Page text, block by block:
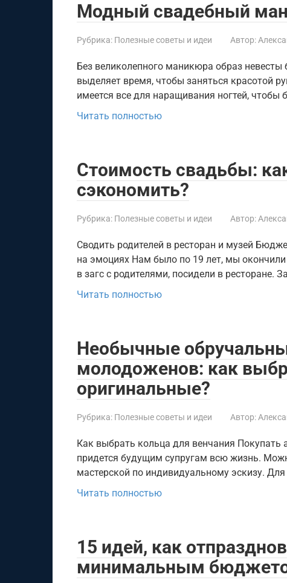
Модный свадебный
Рубрика: Полезные советы и идеи Автор:
Без великолепного маникюра образ
выделяет время, чтобы заняться красотой
имеется все для наращивания ногтей, чтобы
Читать полностью
Стоимость свадьбы:
сэкономить?
Рубрика: Полезные советы и идеи Автор:
Сводить родителей в ресторан и музей
на эмоциях Нам было по 19 лет, мы
в загс с родителями, посидели в ресторане.
Читать полностью
Необычные
молодоженов: как
оригинальные?
Рубрика: Полезные советы и идеи Автор:
Как выбрать кольца для венчания Покупать
придется будущим супругам всю жизнь.
мастерской по индивидуальному эскизу. Для
Читать полностью
15 идей, как
минимальным